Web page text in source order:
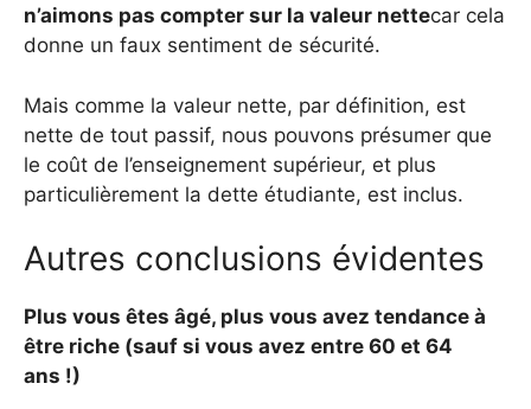
n’aimons pas compter sur la valeur nettecar cela
donne un faux sentiment de sécurité.
Mais comme la valeur nette, par définition, est
nette de tout passif, nous pouvons présumer que
le coût de l’enseignement supérieur, et plus
particulièrement la dette étudiante, est inclus.
Autres conclusions évidentes
Plus vous êtes âgé, plus vous avez tendance à
être riche (sauf si vous avez entre 60 et 64
ans !)